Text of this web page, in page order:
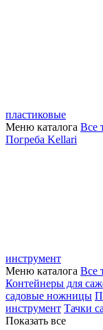
пластиковые
Меню каталога Все
Погреба Kellari
инструмент
Меню каталога Все
Контейнеры для
садовые ножницы
инструмент Тачки
Показать все